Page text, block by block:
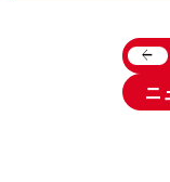
arrow_back
ニ